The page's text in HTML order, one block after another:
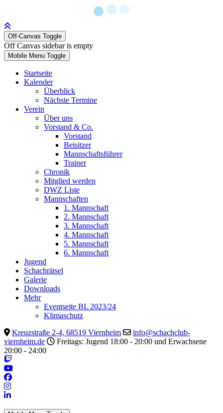
Off-Canvas Toggle
Off Canvas sidebar is empty
Mobile Menu Toggle
Startseite
Kalender
Überblick
Nächste Termine
Verein
Über uns
Vorstand & Co.
Vorstand
Beisitzer
Mannschaftsführer
Trainer
Chronik
Mitglied werden
DWZ Liste
Mannschaften
1. Mannschaft
2. Mannschaft
3. Mannschaft
4. Mannschaft
5. Mannschaft
6. Mannschaft
Jugend
Schachrätsel
Galerie
Downloads
Mehr
Eventseite BL 2023/24
Klimaschutz
Kreuzstraße 2-4, 68519 Viernheim
info@schachclub-
viernheim.de
Freitags: Jugend 18:00 - 20:00 und Erwachsene
20:00 - 24:00